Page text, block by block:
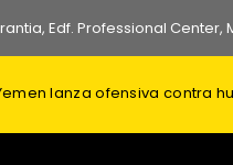
Edf. Professional Center,
70.000 millones contra